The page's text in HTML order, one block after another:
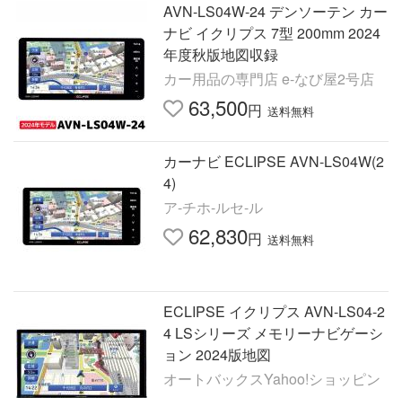
AVN-LS04W-24 デンソーテン カー
ナビ イクリプス 7型 200mm 2024
年度秋版地図収録
カー用品の専門店 e-なび屋2号店
63,500円 送料無料
カーナビ ECLIPSE AVN-LS04W(2
4)
ア-チホ-ルセ-ル
62,830円 送料無料
ECLIPSE イクリプス AVN-LS04-2
4 LSシリーズ メモリーナビゲーシ
ョン 2024版地図
オートバックスYahoo!ショッピン